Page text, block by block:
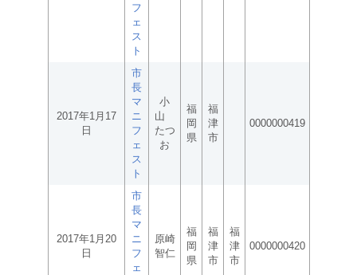
フ
ェ
ス
ト
2017年1月17
日
市
長
マ
ニ
フ
ェ
ス
ト
小
山
たつ
お
福
岡
県
福
津
市
0000000419
2017年1月20
日
市
長
マ
ニ
フ
ェ
原崎
智仁
福
岡
県
福
津
市
福
津
市
0000000420